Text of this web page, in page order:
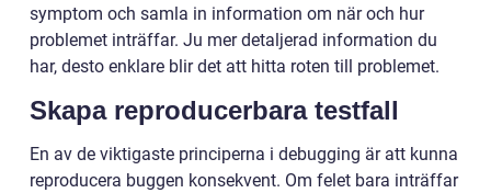
symptom och samla in information om när och hur
problemet inträffar. Ju mer detaljerad information du
har, desto enklare blir det att hitta roten till problemet.
Skapa reproducerbara testfall
En av de viktigaste principerna i debugging är att kunna
reproducera buggen konsekvent. Om felet bara inträffar